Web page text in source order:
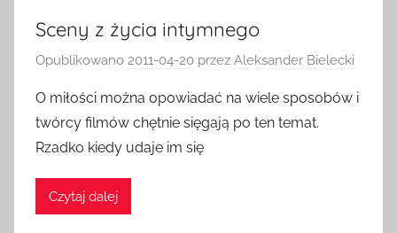
Sceny z życia intymnego
Opublikowano 2011-04-20 przez Aleksander Bielecki
O miłości można opowiadać na wiele sposobów i
twórcy filmów chętnie sięgają po ten temat.
Rzadko kiedy udaje im się
Czytaj dalej